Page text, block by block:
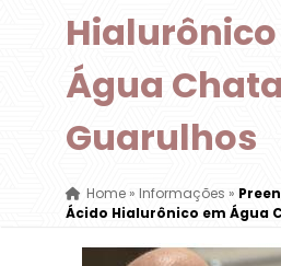
Água
Guarulhos
Home» Informações »
Ácido Hialurônico em Água